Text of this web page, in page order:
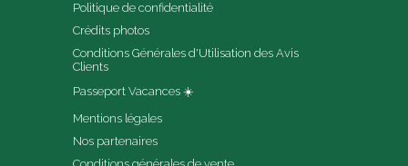
Politique de confidentialité
Crédits photos
Conditions Générales d'Utilisation des Avis
Clients
Passeport Vacances ☀️
Mentions légales
Nos partenaires